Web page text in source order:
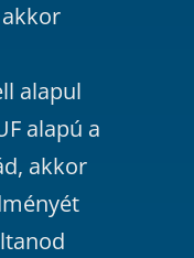
alapul
alapú a
akkor